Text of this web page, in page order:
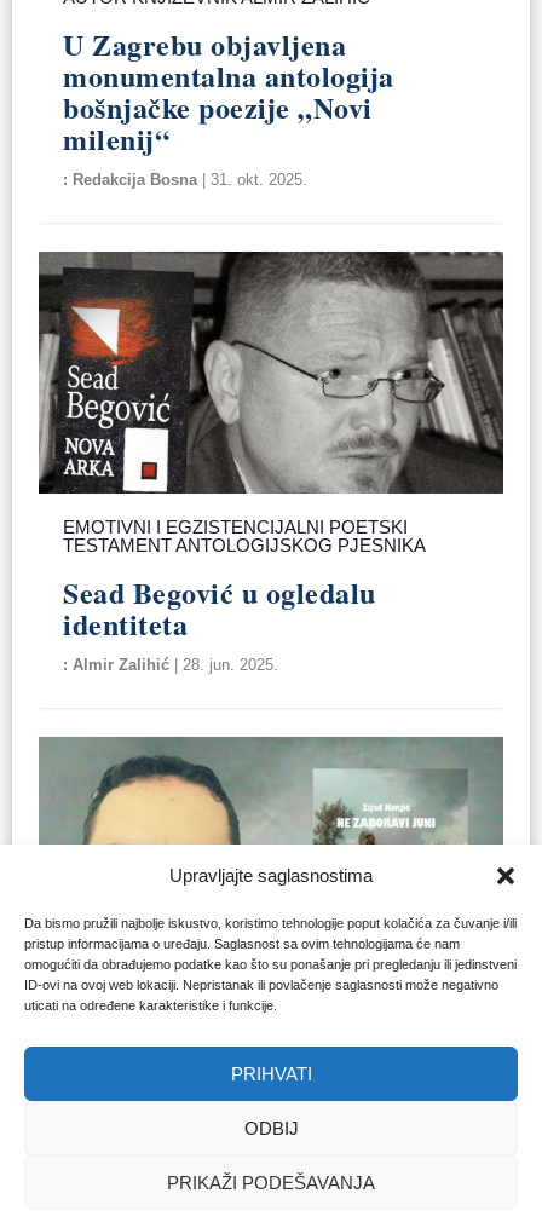
Upravljajte saglasnostima
Da bismo pružili najbolje iskustvo, koristimo tehnologije poput kolačića za čuvanje i/ili
pristup informacijama o uređaju. Saglasnost sa ovim tehnologijama će nam
omogućiti da obrađujemo podatke kao što su ponašanje pri pregledanju ili jedinstveni
ID-ovi na ovoj web lokaciji. Nepristanak ili povlačenje saglasnosti može negativno
uticati na određene karakteristike i funkcije.
PRIHVATI
ODBIJ
PRIKAŽI PODEŠAVANJA
U Zagrebu objavljena
monumentalna antologija
bošnjačke poezije „Novi
milenij“
Redakcija Bosna|31. okt. 2025.
EMOTIVNI I EGZISTENCIJALNI POETSKI
TESTAMENT ANTOLOGIJSKOG PJESNIKA
Sead Begović u ogledalu
identiteta
Almir Zalihić |28. jun. 2025.
VITALIZAM NAKON SVEGA
Podsjetnik na svjetlo koje
dolazi iz djetinjstva, vjere,
porodice i zajednice